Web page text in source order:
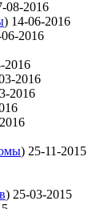
08-2016
) 14-06-2016
2016
2016
2016
2016
) 25-11-2015
) 25-03-2015